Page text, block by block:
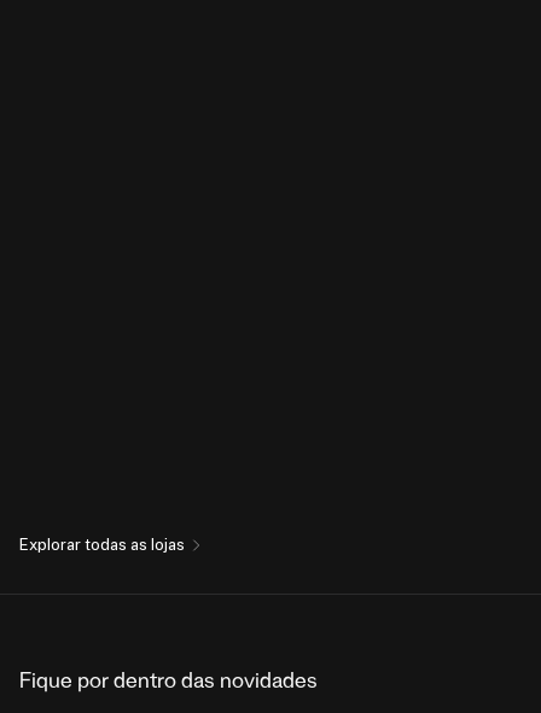
Explorar todas as lojas
Fique por dentro das novidades